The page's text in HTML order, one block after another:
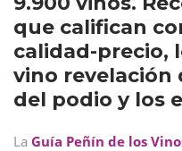
que califican
calidad-precio,
vino revelación
del podio y los
La Guía Peñín de los